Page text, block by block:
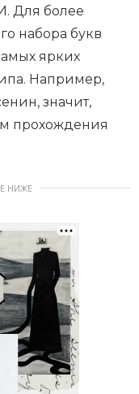
Для более
набора букв
ярких
Например,
значит,
прохождения
НИЖЕ